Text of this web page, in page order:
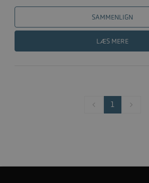
SAMMENLIGN
LÆS MERE
1